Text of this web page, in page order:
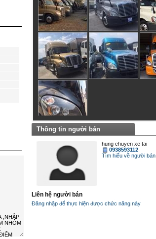
Thông tin người bán
hung chuyen xe tai
0938593112
Tìm hiểu về người bán
Liên hệ người bán
Đăng nhập để thực hiện được chức năng này